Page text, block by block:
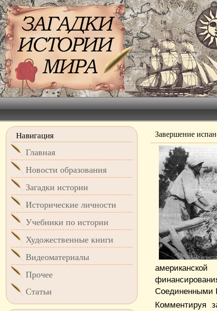
Завершение
Соединенными
Комментируя
Навигация
Главная
Новости образования
Загадки истории
Исторические личности
Учебники по истории
Художественные книги
Видеоматериалы
Прочее
Статьи